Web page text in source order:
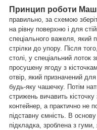
Принцип роботи
правильно, за схемою
на рівну поверхню і для
спеціального важеля, який
стрілки до упору. Після
столі, у спеціальний лоток
просушену ягоду з
отвір, який призначений
будь-яку чашечку. Потім
стрижень вичавить
контейнер, а практично не
підставну ємність. В
підкладка, зроблена з